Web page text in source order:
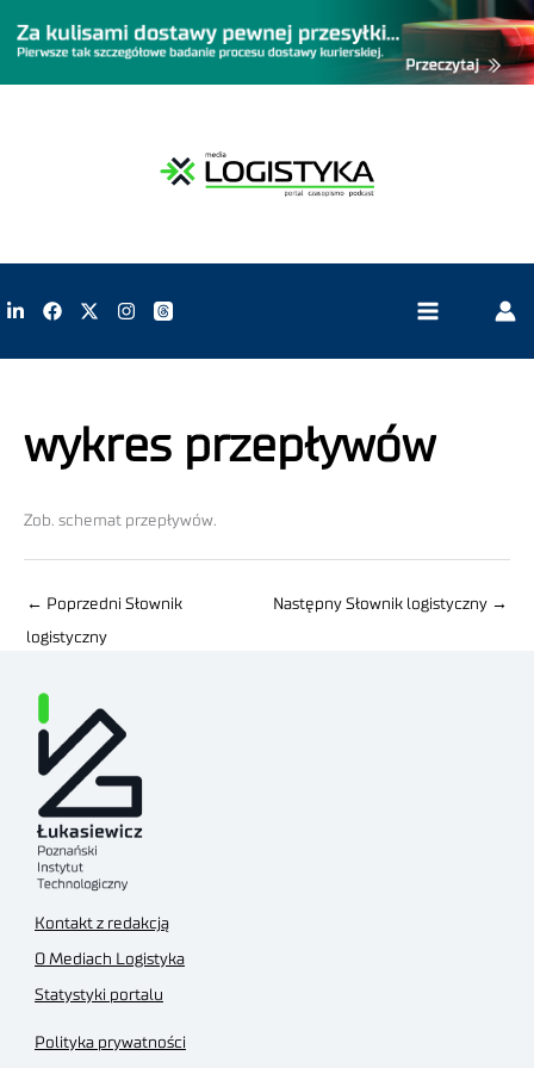
wykres przepływów
Zob. schemat przepływów.
← Poprzedni Słownik
logistyczny
Następny Słownik logistyczny →
Kontakt z redakcją
O Mediach Logistyka
Statystyki portalu
Polityka prywatności